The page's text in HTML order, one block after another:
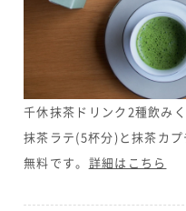
千休抹茶ドリンク2種飲み
抹茶ラテ(5杯分)と抹茶カ
無料です。 詳細はこちら